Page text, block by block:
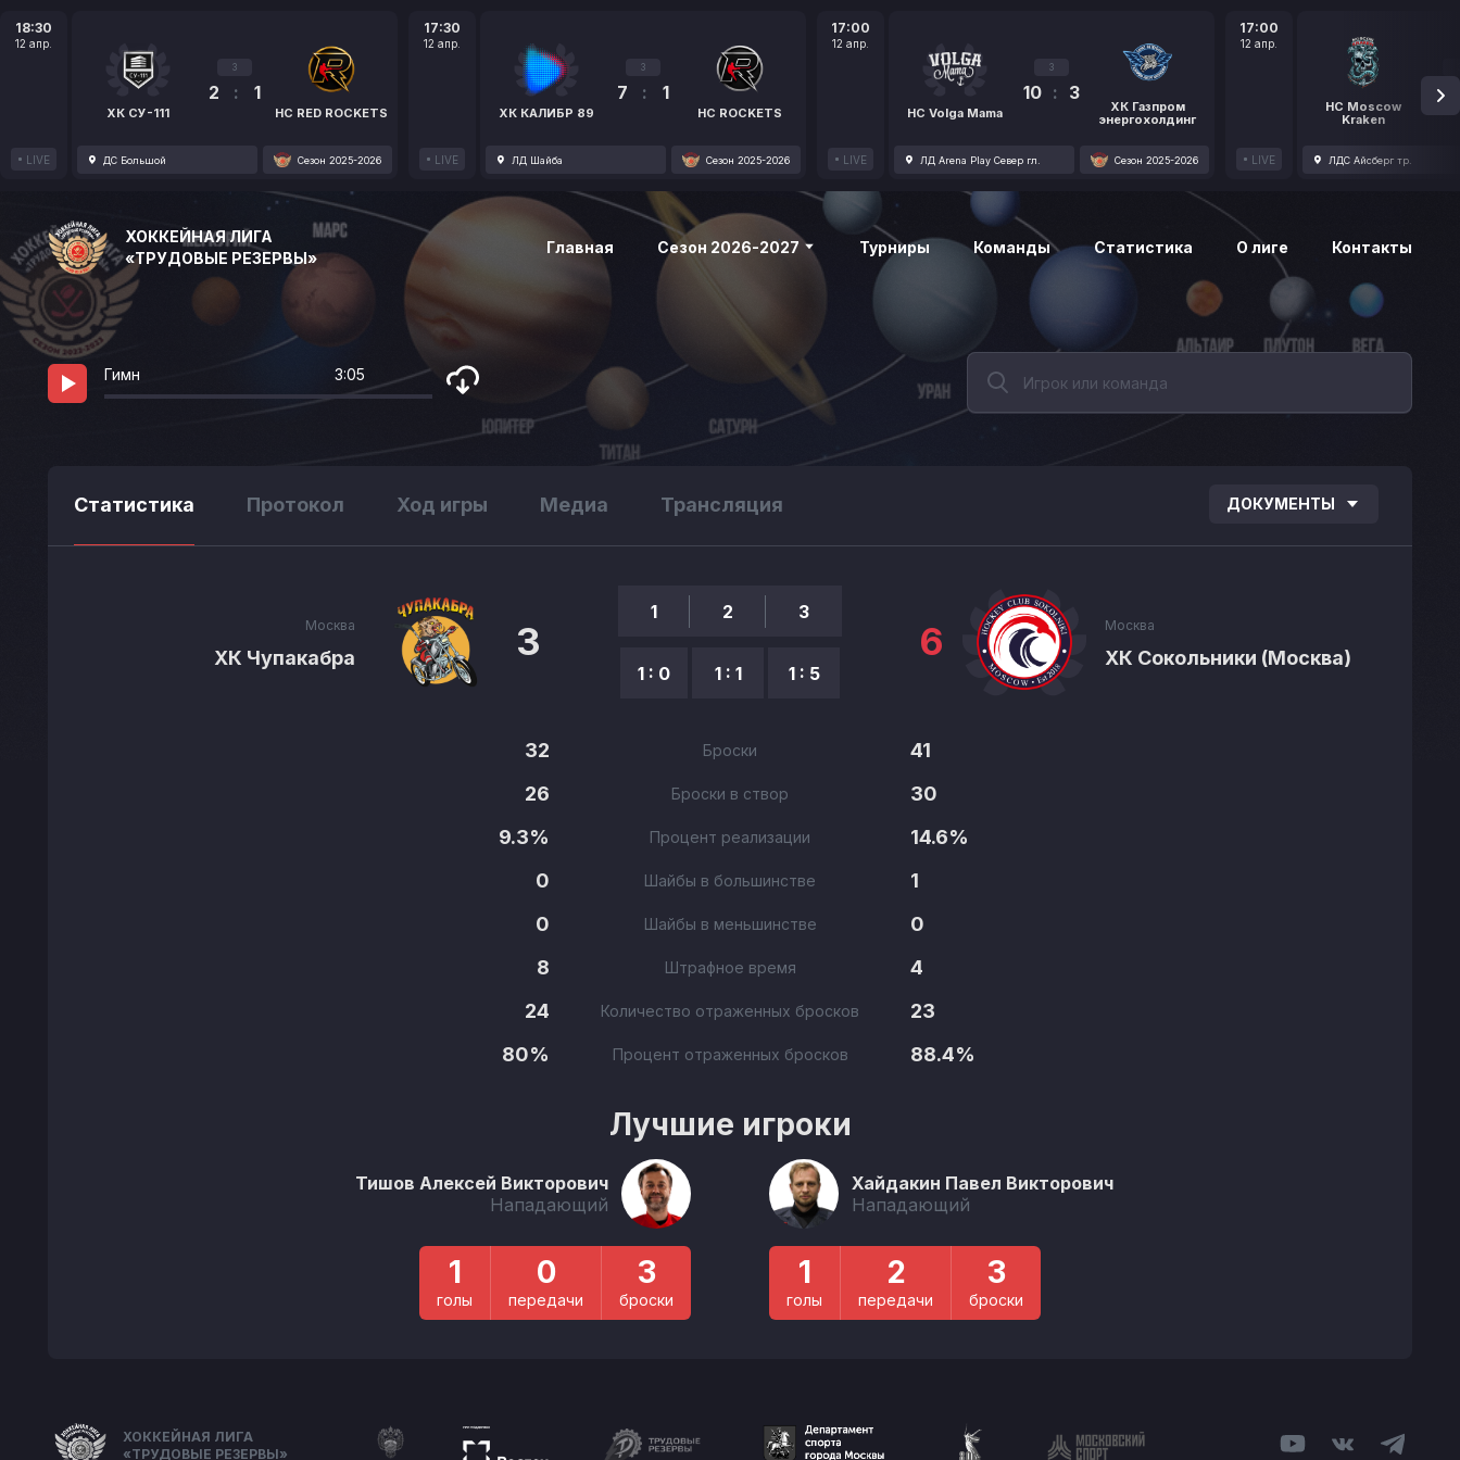
18:30
12 апр.
LIVE
ХК СУ-111
3
2 : 1
HC RED ROCKETS
ДС Большой Сезон 2025-2026
17:30
12 апр.
LIVE
ХК КАЛИБР 89
3
7 : 1
HC ROCKETS
ЛД Шайба Сезон 2025-2026
17:00
12 апр.
LIVE
HC Volga Mama
3
10 : 3
ХК Газпром
энергохолдинг
ЛД Arena Play Север гл. Сезон 2025-2026
17:00
12 апр.
LIVE
HC Moscow
Kraken
1
ЛДС Айсберг тр.
ХОККЕЙНАЯ ЛИГА
«ТРУДОВЫЕ РЕЗЕРВЫ»
Главная Сезон 2026-2027 Турниры Команды Статистика О лиге Контакты
Гимн 3:05
Статистика Протокол Ход игры Медиа Трансляция ДОКУМЕНТЫ
Москва
ХК Чупакабра 3
1
1 : 0
2
1 : 1
3
1 : 5
Москва
ХК Сокольники (Москва)
6
32 Броски
41
26
Броски в створ
30
9.3%
Процент реализации
14.6%
0
Шайбы в большинстве
1
0
Шайбы в меньшинстве
0
8
Штрафное время
4
24
Количество отраженных бросков
23
80%
Процент отраженных бросков 88.4%
Лучшие игроки
Тишов Алексей Викторович
Нападающий
1
голы
0
передачи
3
броски
Хайдакин Павел Викторович
Нападающий
1
голы
2
передачи
3
броски
ХОККЕЙНАЯ ЛИГА
«ТРУДОВЫЕ РЕЗЕРВЫ»